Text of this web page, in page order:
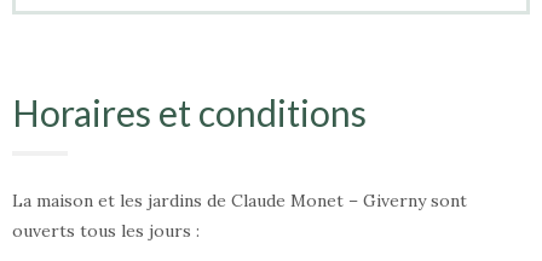
Horaires et conditions
La maison et les jardins de Claude Monet – Giverny sont
ouverts tous les jours :